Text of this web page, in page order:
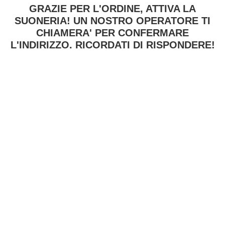
GRAZIE PER L'ORDINE, ATTIVA LA
SUONERIA! UN NOSTRO OPERATORE TI
CHIAMERA' PER CONFERMARE
L'INDIRIZZO. RICORDATI DI RISPONDERE!